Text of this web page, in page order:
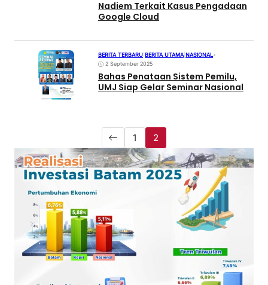
Nadiem Terkait Kasus Pengadaan
Google Cloud
BERITA TERBARU BERITA UTAMA NASIONAL•
2 September 2025
Bahas Penataan Sistem Pemilu,
UMJ Siap Gelar Seminar Nasional
1 2